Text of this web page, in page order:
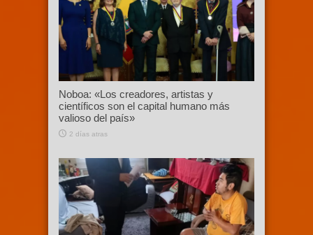
Noboa: «Los creadores, artistas y
científicos son el capital humano más
valioso del país»
2 días atras